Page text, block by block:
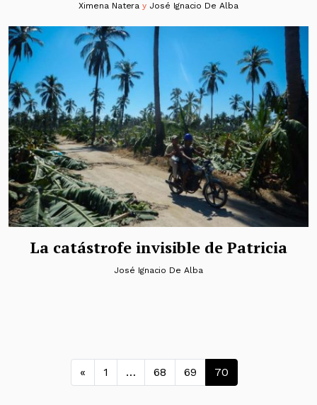
Ximena Natera y José Ignacio De Alba
La catástrofe invisible de Patricia
José Ignacio De Alba
Navegación de entradas
« 1 … 68 69 70